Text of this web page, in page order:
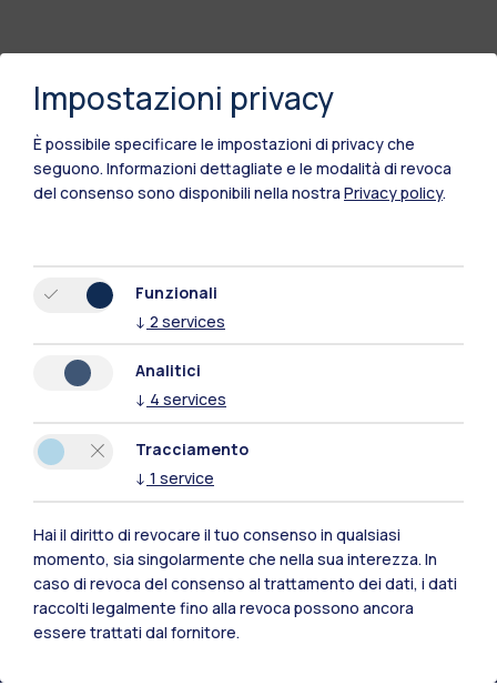
Tutti i siti dell’ecosistema
Residenze
Impostazioni privacy
È possibile specificare le impostazioni di privacy che
seguono. Informazioni dettagliate e le modalità di revoca
del consenso sono disponibili nella nostra Privacy policy.
Funzionali
↓ 2 services
Analitici
↓ 4 services
Tracciamento
↓ 1 service
Hai il diritto di revocare il tuo consenso in qualsiasi
momento, sia singolarmente che nella sua interezza. In
caso di revoca del consenso al trattamento dei dati, i dati
raccolti legalmente fino alla revoca possono ancora
essere trattati dal fornitore.